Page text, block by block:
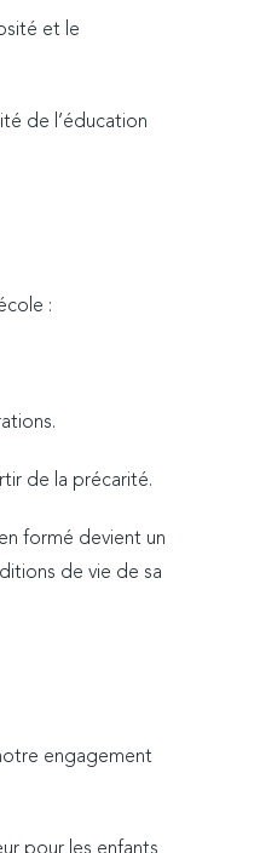
et le
de l’éducation
:
de la précarité.
formé devient un
de vie de sa
engagement
pour les enfants